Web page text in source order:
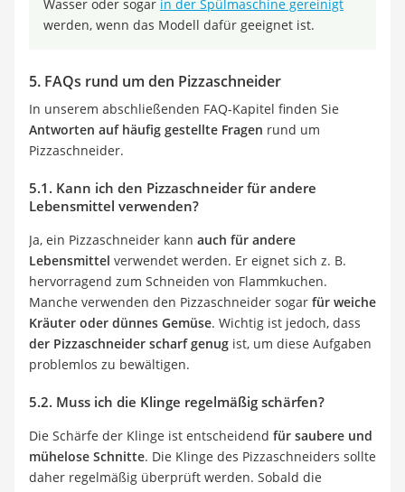
Wasser oder sogar in der Spülmaschine gereinigt
werden, wenn das Modell dafür geeignet ist.
5. FAQs rund um den Pizzaschneider
In unserem abschließenden FAQ-Kapitel finden Sie
Antworten auf häufig gestellte Fragen rund um
Pizzaschneider.
5.1. Kann ich den Pizzaschneider für andere
Lebensmittel verwenden?
Ja, ein Pizzaschneider kann auch für andere
Lebensmittel verwendet werden. Er eignet sich z. B.
hervorragend zum Schneiden von Flammkuchen.
Manche verwenden den Pizzaschneider sogar für weiche
Kräuter oder dünnes Gemüse. Wichtig ist jedoch, dass
der Pizzaschneider scharf genug ist, um diese Aufgaben
problemlos zu bewältigen.
5.2. Muss ich die Klinge regelmäßig schärfen?
Die Schärfe der Klinge ist entscheidend für saubere und
mühelose Schnitte. Die Klinge des Pizzaschneiders sollte
daher regelmäßig überprüft werden. Sobald die